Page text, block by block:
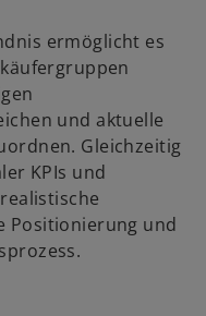
ermöglicht es
und aktuelle
Gleichzeitig
KPIs und
Positionierung und